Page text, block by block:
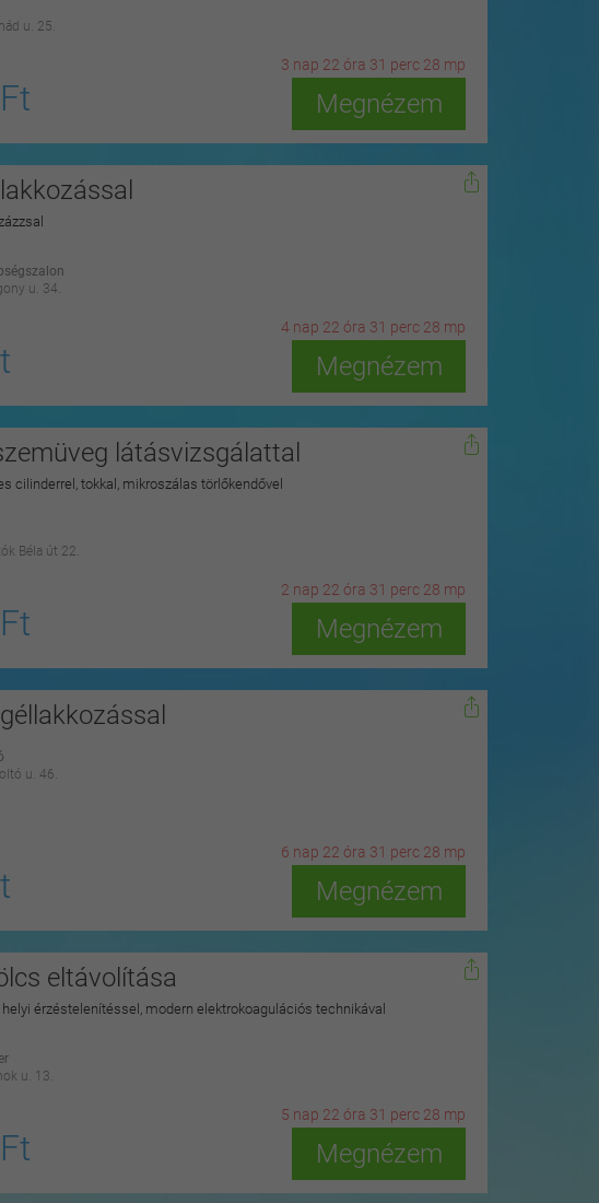
u. 25.
3 nap 22 óra 31 perc 27 mp
Megnézem
u. 34.
4 nap 22 óra 31 perc 27 mp
Megnézem
látásvizsgálattal
cilinderrel, tokkal, mikroszálas törlőkendővel
Béla út 22.
2 nap 22 óra 31 perc 27 mp
Megnézem
u. 46.
6 nap 22 óra 31 perc 27 mp
Megnézem
eltávolítása
érzéstelenítéssel, modern elektrokoagulációs technikával
u. 13.
5 nap 22 óra 31 perc 27 mp
Megnézem